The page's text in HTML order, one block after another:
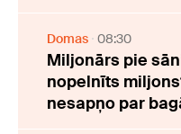
Domas 08:30
Miljonārs pie
nopelnīts
nesapņo par